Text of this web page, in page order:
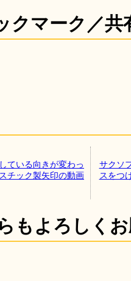
クマーク／共
ている向きが変わっ
チック製矢印の動画
サクソ
スをつ
もよろしく